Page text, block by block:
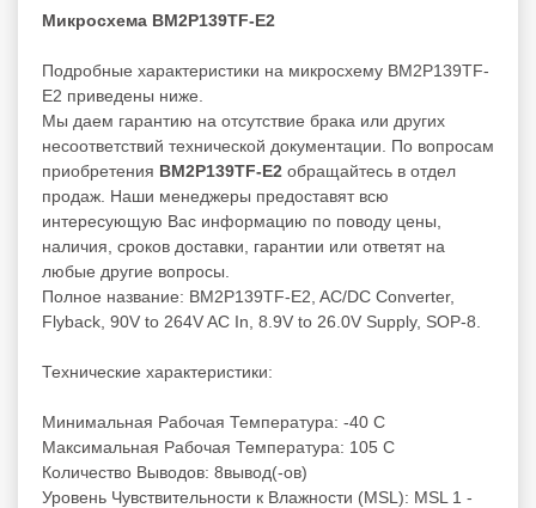
Микросхема BM2P139TF-E2
Подробные характеристики на микросхему BM2P139TF-
E2 приведены ниже.
Мы даем гарантию на отсутствие брака или других
несоответствий технической документации. По вопросам
приобретения BM2P139TF-E2 обращайтесь в отдел
продаж. Наши менеджеры предоставят всю
интересующую Вас информацию по поводу цены,
наличия, сроков доставки, гарантии или ответят на
любые другие вопросы.
Полное название: BM2P139TF-E2, AC/DC Converter,
Flyback, 90V to 264V AC In, 8.9V to 26.0V Supply, SOP-8.
Технические характеристики:
Минимальная Рабочая Температура: -40 C
Максимальная Рабочая Температура: 105 C
Количество Выводов: 8вывод(-ов)
Уровень Чувствительности к Влажности (MSL): MSL 1 -